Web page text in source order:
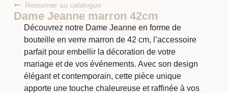
Retourner au catalogue
Dame Jeanne marron 42cm
Découvrez notre Dame Jeanne en forme de
bouteille en verre marron de 42 cm, l’accessoire
parfait pour embellir la décoration de votre
mariage et de vos événements. Avec son design
élégant et contemporain, cette pièce unique
apporte une touche chaleureuse et raffinée à vos